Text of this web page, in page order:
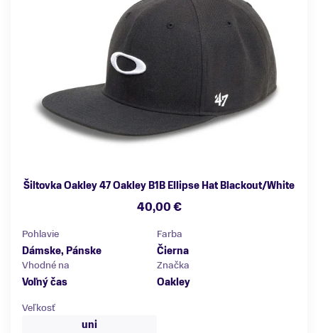
Šiltovka Oakley 47 Oakley B1B Ellipse Hat Blackout/White
40,00 €
Pohlavie
Dámske, Pánske
Farba
Čierna
Vhodné na
Voľný čas
Značka
Oakley
Veľkosť
uni